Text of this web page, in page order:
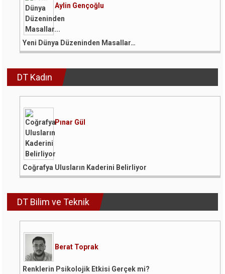
Aylin Gençoğlu
Yeni Dünya Düzeninden Masallar…
DT Kadın
Pınar Gül
Coğrafya Ulusların Kaderini Belirliyor
DT Bilim ve Teknik
Berat Toprak
Renklerin Psikolojik Etkisi Gerçek mi?